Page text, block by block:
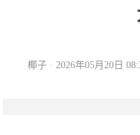
椰子 · 2026年05月20日